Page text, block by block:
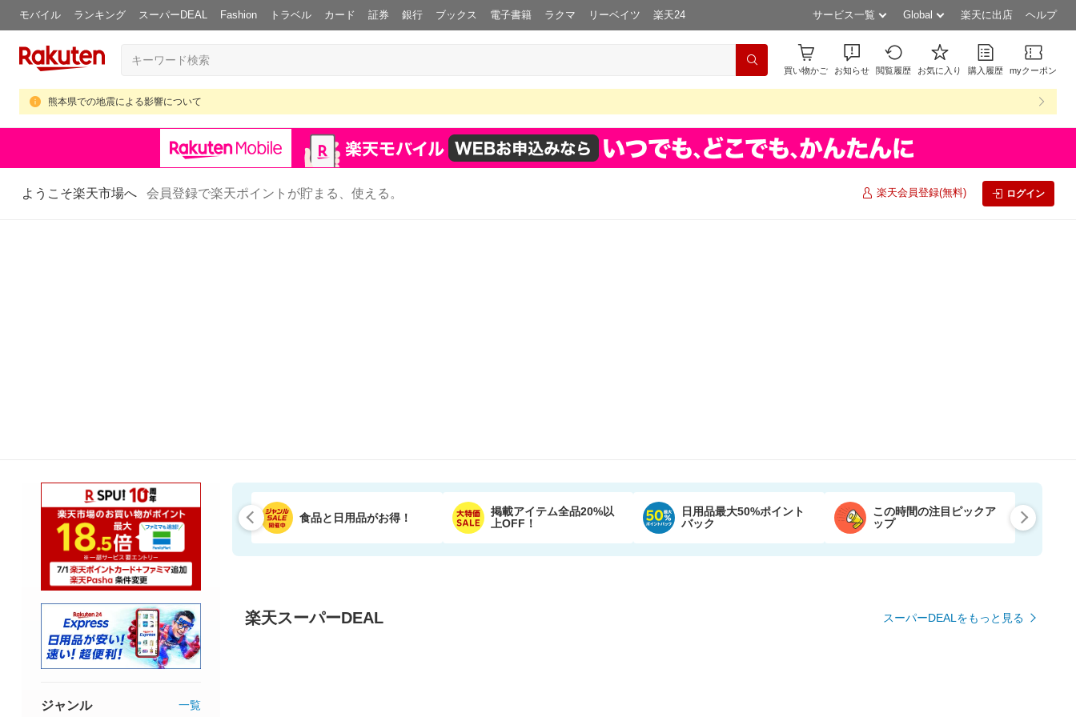
モバイル ランキング スーパーDEAL Fashion トラベル カード 証券 銀行 ブックス 電子書籍 ラクマ リーベイツ 楽天24 サービス一覧 Global 楽天に出店 ヘルプ
買い物かご お知らせ 閲覧履歴 お気に入り 購入履歴 myクーポン
熊本県での地震による影響について
ようこそ楽天市場へ 会員登録で楽天ポイントが貯まる、使える。 楽天会員登録(無料) ログイン
食品と日用品がお得！
掲載アイテム全品20%以
上OFF！
日用品最大50%ポイント
バック
この時間の注目ピックア
ップ
楽天スーパーDEAL スーパーDEALをもっと見る
ジャンル 一覧